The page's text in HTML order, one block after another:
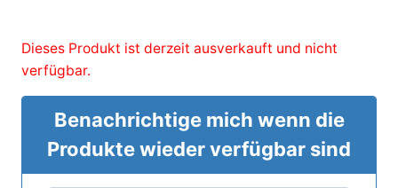
Dieses Produkt ist derzeit ausverkauft und nicht
verfügbar.
Benachrichtige mich wenn die
Produkte wieder verfügbar sind